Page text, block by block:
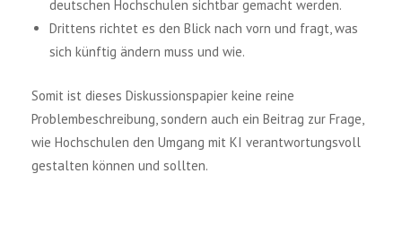
deutschen Hochschulen sichtbar gemacht werden.
Drittens richtet es den Blick nach vorn und fragt, was
sich künftig ändern muss und wie.
Somit ist dieses Diskussionspapier keine reine
Problembeschreibung, sondern auch ein Beitrag zur Frage,
wie Hochschulen den Umgang mit KI verantwortungsvoll
gestalten können und sollten.